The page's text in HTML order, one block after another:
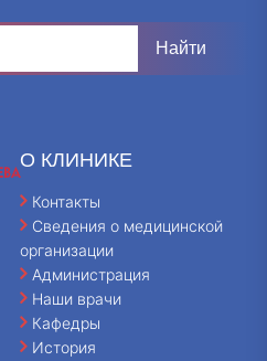
О КЛИНИКЕ
Контакты
Сведения о медицинской
организации
Администрация
Наши врачи
Кафедры
История